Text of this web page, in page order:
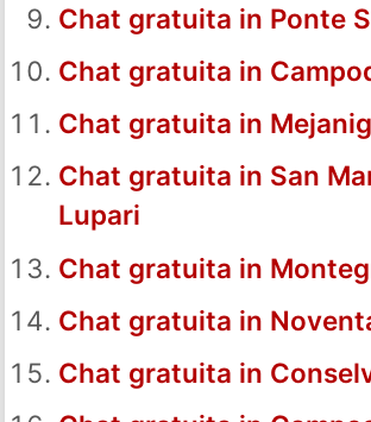
Chat gratuita in Ponte
Chat gratuita in
Chat gratuita in
Chat gratuita in San
Lupari
Chat gratuita in
Chat gratuita in
Chat gratuita in